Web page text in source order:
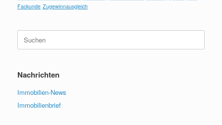
Fackunde Zugewinnausgleich
Suchen
nach:
Nachrichten
Immobilien-News
Immobilienbrief